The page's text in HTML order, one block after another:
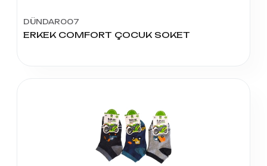
DÜNDAR007
ERKEK COMFORT ÇOCUK SOKET